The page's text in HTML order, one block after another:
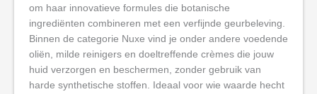
om haar innovatieve formules die botanische
ingrediënten combineren met een verfijnde geurbeleving.
Binnen de categorie Nuxe vind je onder andere voedende
oliën, milde reinigers en doeltreffende crèmes die jouw
huid verzorgen en beschermen, zonder gebruik van
harde synthetische stoffen. Ideaal voor wie waarde hecht